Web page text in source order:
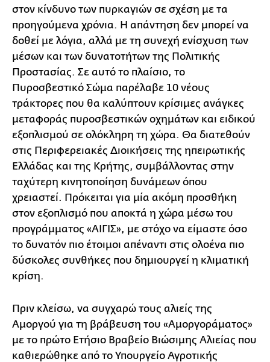
στον κίνδυνο των πυρκαγιών σε σχέση με τα
προηγούμενα χρόνια. Η απάντηση δεν μπορεί να
δοθεί με λόγια, αλλά με τη συνεχή ενίσχυση των
μέσων και των δυνατοτήτων της Πολιτικής
Προστασίας. Σε αυτό το πλαίσιο, το
Πυροσβεστικό Σώμα παρέλαβε 10 νέους
τράκτορες που θα καλύπτουν κρίσιμες ανάγκες
μεταφοράς πυροσβεστικών οχημάτων και ειδικού
εξοπλισμού σε ολόκληρη τη χώρα. Θα διατεθούν
στις Περιφερειακές Διοικήσεις της ηπειρωτικής
Ελλάδας και της Κρήτης, συμβάλλοντας στην
ταχύτερη κινητοποίηση δυνάμεων όπου
χρειαστεί. Πρόκειται για μία ακόμη προσθήκη
στον εξοπλισμό που αποκτά η χώρα μέσω του
προγράμματος «ΑΙΓΙΣ», με στόχο να είμαστε όσο
το δυνατόν πιο έτοιμοι απέναντι στις ολοένα πιο
δύσκολες συνθήκες που δημιουργεί η κλιματική
κρίση.
Πριν κλείσω, να συγχαρώ τους αλιείς της
Αμοργού για τη βράβευση του «Αμοργοράματος»
με το πρώτο Ετήσιο Βραβείο Βιώσιμης Αλιείας που
καθιερώθηκε από το Υπουργείο Αγροτικής